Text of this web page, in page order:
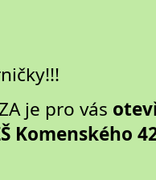
je pro vás
Komenského